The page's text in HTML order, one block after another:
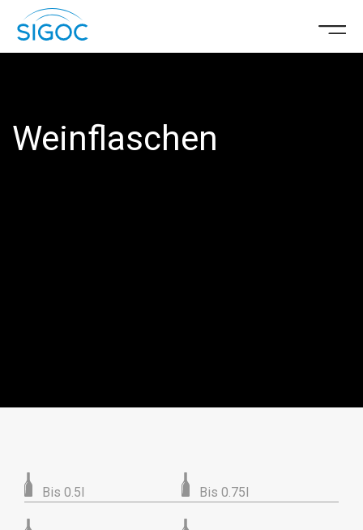
Weinflaschen
Bis 0.5l Bis 0.75l